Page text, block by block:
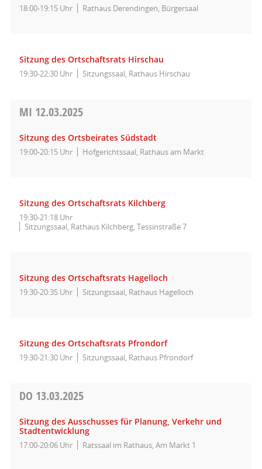
18:00-19:15 Uhr Rathaus Derendingen, Bürgersaal
Sitzung des Ortschaftsrats Hirschau
19:30-22:30 Uhr Sitzungssaal, Rathaus Hirschau
MI 12.03.2025
Sitzung des Ortsbeirates Südstadt
19:00-20:15 Uhr Hofgerichtssaal, Rathaus am Markt
Sitzung des Ortschaftsrats Kilchberg
19:30-21:18 Uhr
Sitzungssaal, Rathaus Kilchberg, Tessinstraße 7
Sitzung des Ortschaftsrats Hagelloch
19:30-20:35 Uhr Sitzungssaal, Rathaus Hagelloch
Sitzung des Ortschaftsrats Pfrondorf
19:30-21:30 Uhr Sitzungssaal, Rathaus Pfrondorf
DO 13.03.2025
Sitzung des Ausschusses für Planung, Verkehr und
Stadtentwicklung
17:00-20:06 Uhr Ratssaal im Rathaus, Am Markt 1